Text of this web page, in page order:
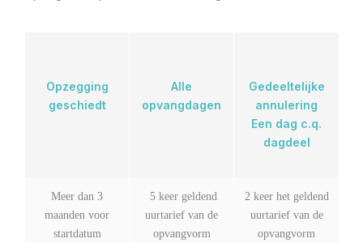
Opzegging
geschiedt
Alle
opvangdagen
Gedeeltelijke
annulering
Een dag c.q.
dagdeel
Meer dan 3
maanden voor
startdatum
5 keer geldend
uurtarief van de
opvangvorm
2 keer het geldend
uurtarief van de
opvangvorm